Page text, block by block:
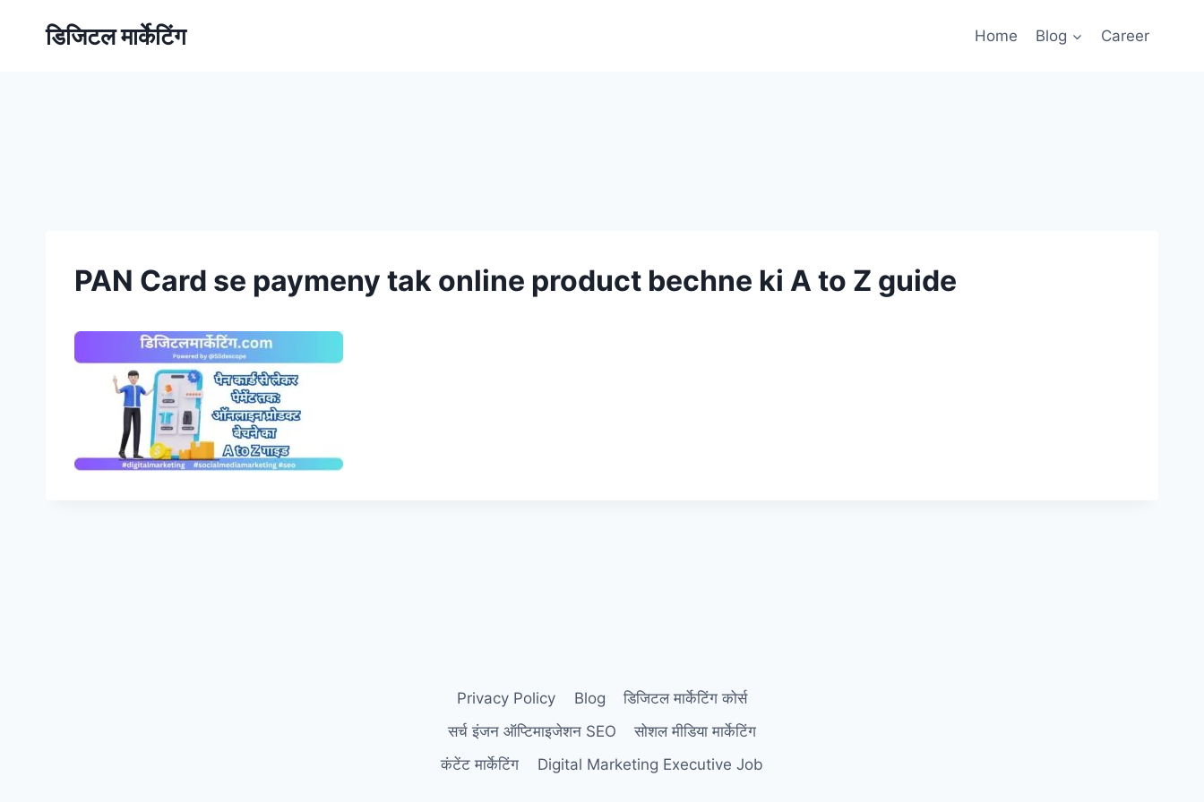
डिजिटल मार्केटिंग Home Blog Career
PAN Card se paymeny tak online product bechne ki A to Z guide
Privacy Policy Blog
डिजिटल मार्केटिंग कोर्स
सर्च इंजन ऑप्टिमाइजेशन SEO
सोशल मीडिया मार्केटिंग
कंटेंट मार्केटिंग
Digital Marketing Executive Job